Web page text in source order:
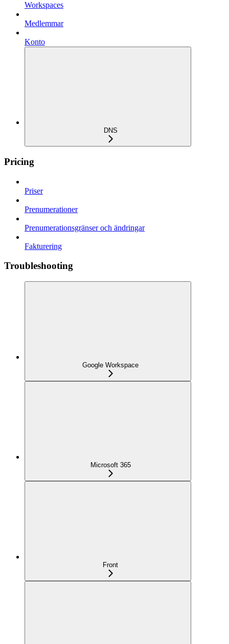
Workspaces
Medlemmar
Konto
DNS
Pricing
Priser
Prenumerationer
Prenumerationsgränser och ändringar
Fakturering
Troubleshooting
Google Workspace
Microsoft 365
Front